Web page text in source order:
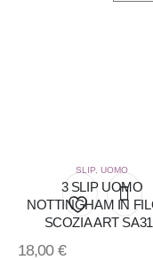
Aggiungi
SLIP UOMO
3 SLIP UOMO
NOTTINGHAM IN
SCOZIA ART
18,00 €